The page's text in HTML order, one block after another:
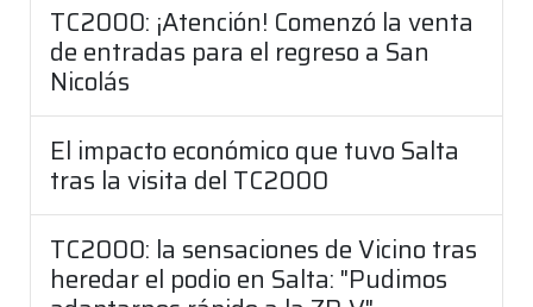
TC2000: ¡Atención! Comenzó la venta
de entradas para el regreso a San
Nicolás
El impacto económico que tuvo Salta
tras la visita del TC2000
TC2000: la sensaciones de Vicino tras
heredar el podio en Salta: "Pudimos